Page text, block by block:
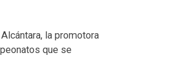
la promotora
que se